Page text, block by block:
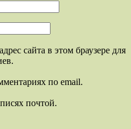
сайта в этом браузере для
по email.
почтой.